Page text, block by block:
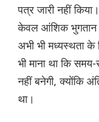
पत्र जारी नहीं
केवल आंशिक भुगतान
अभी भी मध्यस्थता के
भी माना था कि
नहीं बनेगी, क्योंकि
था।